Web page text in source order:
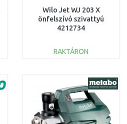
Wilo Jet WJ 203 X
önfelszívó szivattyú
4212734
RAKTÁRON
Összehasonlítás